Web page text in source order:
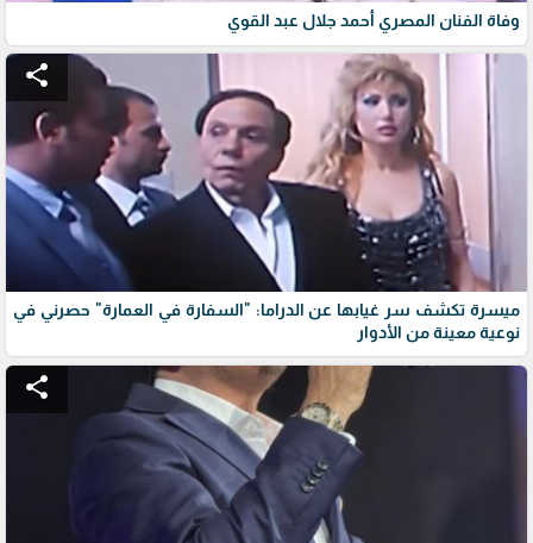
وفاة الفنان المصري أحمد جلال عبد القوي
share
ميسرة تكشف سر غيابها عن الدراما: "السفارة في العمارة" حصرني في
نوعية معينة من الأدوار
share